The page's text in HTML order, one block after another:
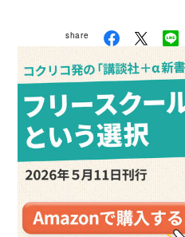
share